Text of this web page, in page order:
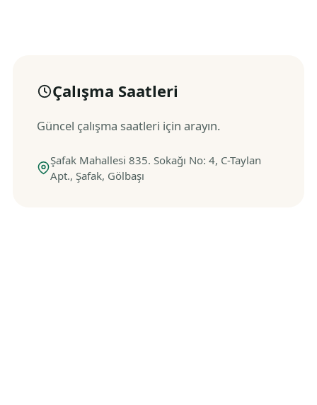
Çalışma Saatleri
Güncel çalışma saatleri için arayın.
Şafak Mahallesi 835. Sokağı No: 4, C-Taylan
Apt., Şafak, Gölbaşı